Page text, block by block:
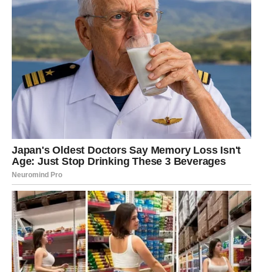
Kada je oštećen plastični dio šarke na dnu, situacija zahtijeva
malo više pažnje. Može se isjeći komad fleksibilne plastike (na
primjer od boce), zatim zalijepiti na mjesto oštećenja i time
produžiti život odjevnog predmeta. Iako zvuči kao
improvizacija, ovakvi trikovi su se pokazali izuzetno korisnim i
mogu odgoditi skupe posjete krojaču.
Prema pisanjuBlic Žena, sve veći broj ljudi u Srbiji okreće se
ovakvim „uradi sam“ rješenjima, jer ona štede novac, a često i
produžavaju trajanje garderobe. Stručnjaci za održivost ističu
da bi većina odjeće mogla trajati duže kada bismo joj